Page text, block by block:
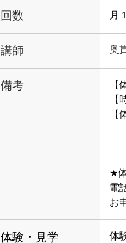
回数 月
講師 奥
備考
【
★
電
お
体験・見学 体